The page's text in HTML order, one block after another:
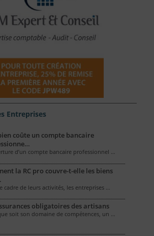
Entreprises
coûte un compte bancaire
d’un compte bancaire professionnel …
la RC pro couvre-t-elle les biens
cadre de leurs activités, les entreprises …
obligatoires des artisans
soit son domaine de compétences, un …